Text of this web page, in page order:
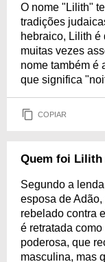
O nome "Lilith"
tradições
hebraico, Lilith é
muitas vezes
nome também é
que significa
COPIAR
Quem foi Lilith
Segundo a
esposa de
rebelado contra
é retratada
poderosa, que
masculina, mas